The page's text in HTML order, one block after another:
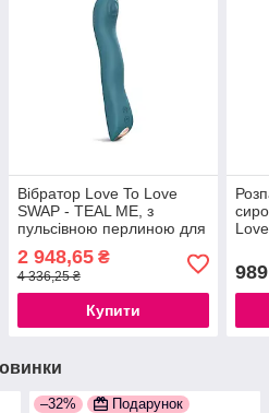
Вібратор Love To Love
SWAP - TEAL ME, з
пульсівною перлиною для
777Store.com.ua
2 948,65₴
4 336,25 ₴
Купити
989
–32% Подарунок